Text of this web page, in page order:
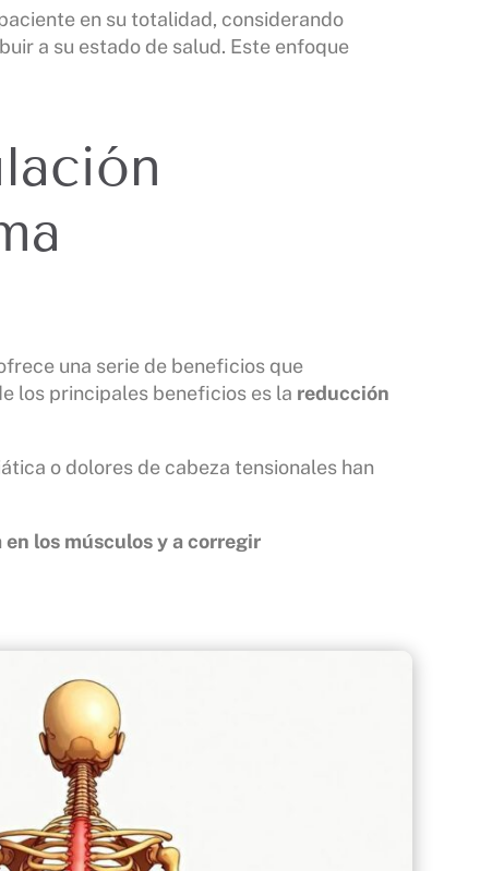
en su totalidad, considerando
a su estado de salud. Este enfoque
una serie de beneficios que
los principales beneficios es la reducción
o dolores de cabeza tensionales han
los músculos y a corregir